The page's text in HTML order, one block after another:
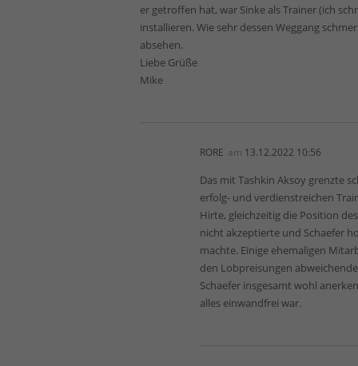
er getroffen hat, war Sinke als Trainer (ich
installieren. Wie sehr dessen Weggang
absehen.
Liebe Grüße
Mike
RORE am 13.12.2022 10:56
Das mit Tashkin Aksoy grenzte
erfolg- und verdienstreichen
Hirte, gleichzeitig die Position
nicht akzeptierte und Schaefer
machte. Einige ehemaligen
den Lobpreisungen
Schaefer insgesamt wohl
alles einwandfrei war.